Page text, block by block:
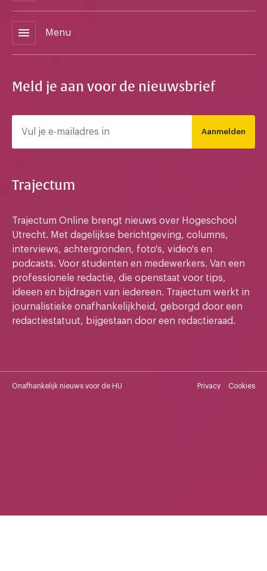
menu Menu
Meld je aan voor de nieuwsbrief
Aanmelden
Trajectum
Trajectum Online brengt nieuws over Hogeschool
Utrecht. Met dagelijkse berichtgeving, columns,
interviews, achtergronden, foto's, video's en
podcasts. Voor studenten en medewerkers. Van een
professionele redactie, die openstaat voor tips,
ideeen en bijdragen van iedereen. Trajectum werkt in
journalistieke onafhankelijkheid, geborgd door een
redactiestatuut, bijgestaan door een redactieraad.
Onafhankelijk nieuws voor de HU Privacy Cookies